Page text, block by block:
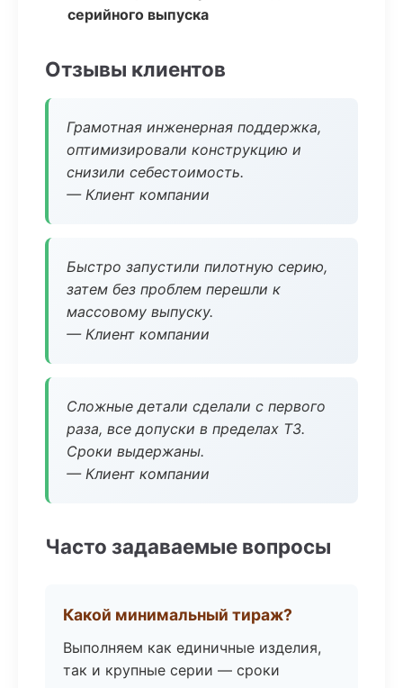
серийного выпуска
Отзывы клиентов
Грамотная инженерная поддержка,
оптимизировали конструкцию и
снизили себестоимость.
— Клиент компании
Быстро запустили пилотную серию,
затем без проблем перешли к
массовому выпуску.
— Клиент компании
Сложные детали сделали с первого
раза, все допуски в пределах ТЗ.
Сроки выдержаны.
— Клиент компании
Часто задаваемые вопросы
Какой минимальный тираж?
Выполняем как единичные изделия,
так и крупные серии — сроки